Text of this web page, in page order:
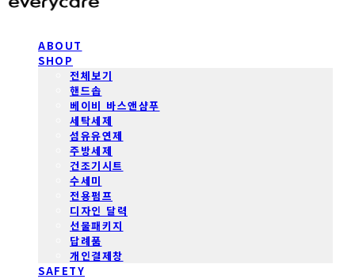
ABOUT
SHOP
전체보기
핸드솝
베이비 바스앤샴푸
세탁세제
섬유유연제
주방세제
건조기시트
수세미
전용펌프
디자인 달력
선물패키지
답례품
개인결제창
SAFETY